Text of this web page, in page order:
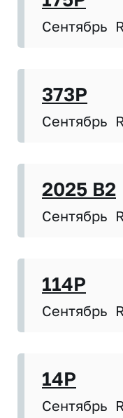
Сентябрь
373P
Сентябрь
2025 B2
Сентябрь
114P
Сентябрь
14P
Сентябрь